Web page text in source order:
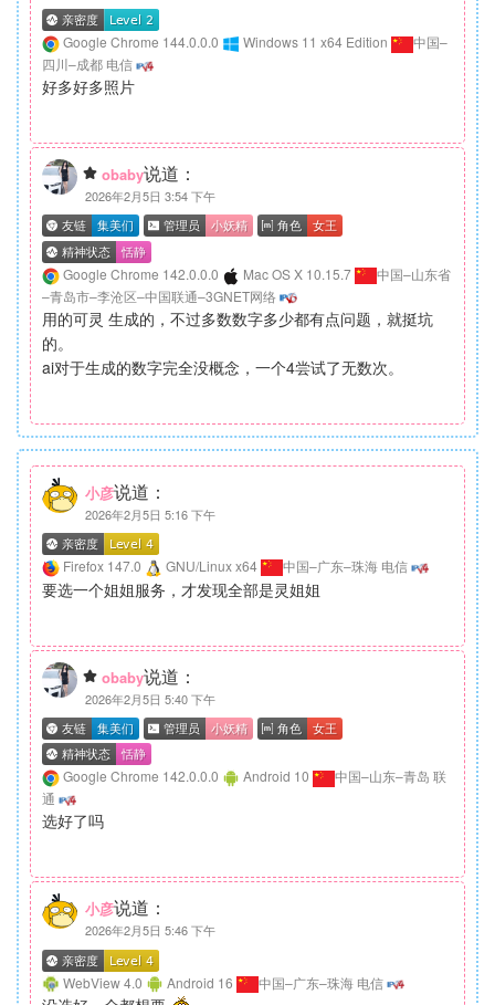
Google Chrome 144.0.0.0 Windows 11 x64 Edition
中国–
四川–成都 电信
好多好多照片
obaby说道：
2026年2月5日 3:54 下午
Google Chrome 142.0.0.0 Mac OS X 10.15.7
中国–山东省
–青岛市–李沧区–中国联通–3GNET网络
用的可灵 生成的，不过多数数字多少都有点问题，就挺坑
的。
ai对于生成的数字完全没概念，一个4尝试了无数次。
小彦说道：
2026年2月5日 5:16 下午
Firefox 147.0 GNU/Linux x64 中国–广东–珠海 电信
要选一个姐姐服务，才发现全部是灵姐姐
obaby说道：
2026年2月5日 5:40 下午
Google Chrome 142.0.0.0 Android 10
中国–山东–青岛 联
通
选好了吗
小彦说道：
2026年2月5日 5:46 下午
WebView 4.0 Android 16 中国–广东–珠海 电信